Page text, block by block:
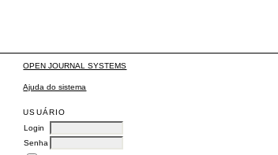
OPEN JOURNAL SYSTEMS
Ajuda do sistema
USUÁRIO
Login
Senha